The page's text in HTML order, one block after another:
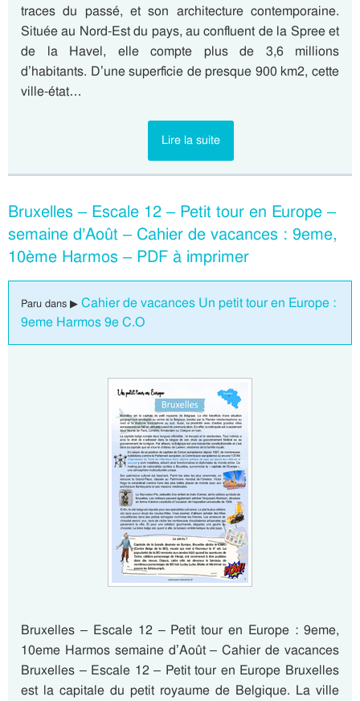
traces du passé, et son architecture contemporaine.
Située au Nord-Est du pays, au confluent de la Spree et
de la Havel, elle compte plus de 3,6 millions
d’habitants. D’une superficie de presque 900 km2, cette
ville-état…
Lire la suite
Bruxelles – Escale 12 – Petit tour en Europe –
semaine d’Août – Cahier de vacances : 9eme,
10ème Harmos – PDF à imprimer
Paru dans ▶ Cahier de vacances Un petit tour en Europe :
9eme Harmos 9e C.O
Bruxelles – Escale 12 – Petit tour en Europe : 9eme,
10eme Harmos semaine d’Août – Cahier de vacances
Bruxelles – Escale 12 – Petit tour en Europe Bruxelles
est la capitale du petit royaume de Belgique. La ville